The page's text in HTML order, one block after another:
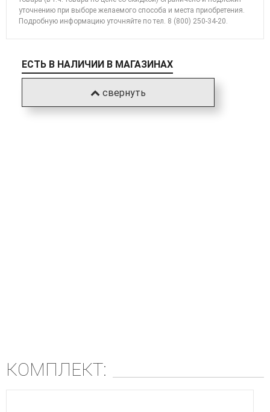
уточнению при выборе желаемого способа и места приобретения.
Подробную информацию уточняйте потел. 8 (800) 250-34-20
ЕСТЬ В НАЛИЧИИ В МАГАЗИНАХ
свернуть
КОМПЛЕКТ: